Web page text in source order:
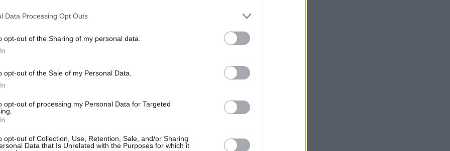
Data Processing Opt Outs
opt-out of the Sharing of my personal data.
opt-out of the Sale of my Personal Data.
opt-out of processing my Personal Data for Targeted
opt-out of Collection, Use, Retention, Sale, and/or Sharing
Data that Is Unrelated with the Purposes for which it
Το τραγούδι της Κύπρου
Πέμπτη 2 Μαρτίου στη δημοσιότητα ήρθε και το
με τίτλο«Break a Broken Heart».